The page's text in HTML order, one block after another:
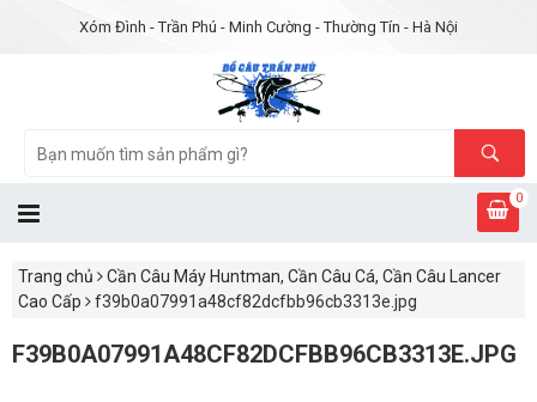
Xóm Đình - Trần Phú - Minh Cường - Thường Tín - Hà Nội
0
Trang chủ
Cần Câu Máy Huntman, Cần Câu Cá, Cần Câu Lancer
Cao Cấp
f39b0a07991a48cf82dcfbb96cb3313e.jpg
F39B0A07991A48CF82DCFBB96CB3313E.JPG